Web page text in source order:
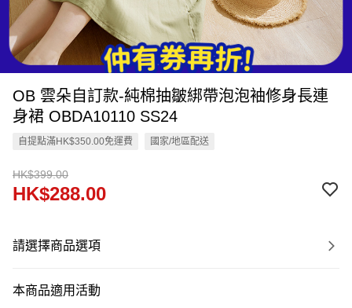
OB 雲朵自訂款-純棉抽皺綁帶泡泡袖修身長連
身裙 OBDA10110 SS24
自提點滿HK$350.00免運費 國家/地區配送
HK$399.00
HK$288.00
請選擇商品選項
本商品適用活動